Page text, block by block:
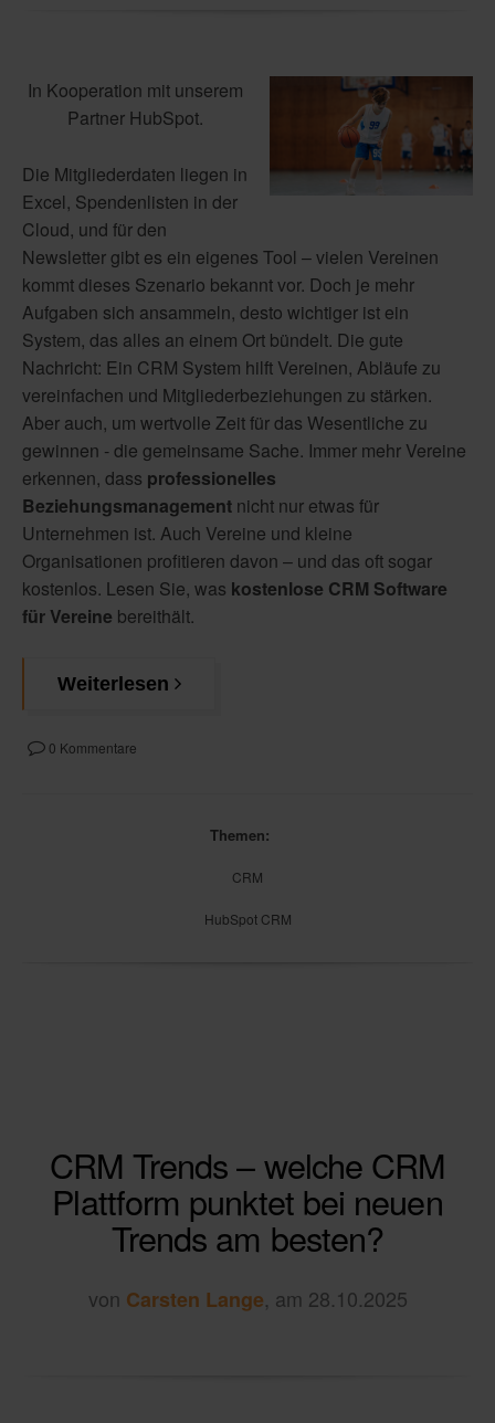
In Kooperation mit unserem
Partner HubSpot.
Die Mitgliederdaten liegen in
Excel, Spendenlisten in der
Cloud, und für den
Newsletter gibt es ein eigenes Tool – vielen Vereinen
kommt dieses Szenario bekannt vor. Doch je mehr
Aufgaben sich ansammeln, desto wichtiger ist ein
System, das alles an einem Ort bündelt. Die gute
Nachricht: Ein CRM System hilft Vereinen, Abläufe zu
vereinfachen und Mitgliederbeziehungen zu stärken.
Aber auch, um wertvolle Zeit für das Wesentliche zu
gewinnen - die gemeinsame Sache. Immer mehr Vereine
erkennen, dass professionelles
Beziehungsmanagement nicht nur etwas für
Unternehmen ist. Auch Vereine und kleine
Organisationen profitieren davon – und das oft sogar
kostenlos. Lesen Sie, was kostenlose CRM Software
für Vereine bereithält.
Weiterlesen
0 Kommentare
Themen:
CRM
HubSpot CRM
CRM Trends – welche CRM
Plattform punktet bei neuen
Trends am besten?
von Carsten Lange, am 28.10.2025